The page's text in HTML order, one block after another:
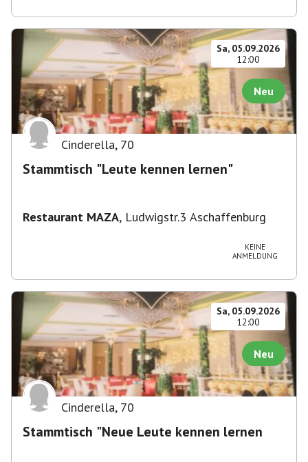
Sa, 05.09.2026
12:00
Neu
Cinderella, 70
Stammtisch "Leute kennen lernen"
Restaurant MAZA, Ludwigstr.3 Aschaffenburg
KEINE
ANMELDUNG
Sa, 05.09.2026
12:00
Neu
Cinderella, 70
Stammtisch "Neue Leute kennen lernen